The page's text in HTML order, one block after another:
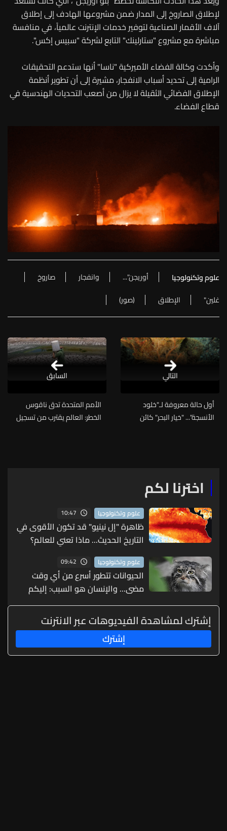
لإطلاق الصاروخ إلى المدار ضمن مشروعها الهادف إلى إطلاق
آلاف الأقمار الصناعية لتوفير خدمات الإنترنت عالمياً، في منافسة
مباشرة مع مشروع "ستارلينك" التابع لشركة "سبيس إكس".
وأكدت وكالة الفضاء الأميركية "ناسا" أنها ستدعم التحقيقات
الرامية إلى تحديد أسباب الانفجار، مشيرة إلى أن تطوير أنظمة
الإطلاق الفضائي الثقيلة لا يزال من أصعب التحديات الهندسية في
قطاع الفضاء.
علوم وتكنولوجيا أوريجن"... وانفجار
صاروخ
غلين"
الإطلاق (صور)
التالي
أول حالة معروفة لـ"خلود
الأنسجة"... "خيار البحر" كائن
الأمم المتحدة تدق ناقوس
الخطر: العالم يقترب من تسجيل
السابق
اخترنا لكم
علوم وتكنولوجيا 10:47
ظاهرة "إل نينيو" قد تكون الأقوى في
التاريخ الحديث... ماذا تعني للعالم؟
علوم وتكنولوجيا 09:42
الحيوانات تتطور أسرع من أي وقت
مضى... والإنسان هو السبب: إليكم
التفاصيل
إشترك لمشاهدة الفيديوهات عبر الانترنت
إشترك